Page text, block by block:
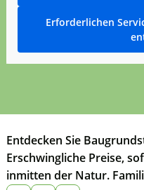
Erforderlichen
Entdecken Sie
Erschwingliche Preise,
inmitten der Natur.